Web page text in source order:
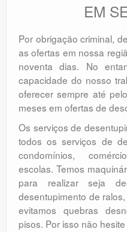
EM
Por obrigação criminal,
as ofertas em nossa
noventa dias. No
capacidade do nosso
oferecer sempre até
meses em ofertas de
Os serviços de
todos os serviços de
condomínios,
escolas. Temos
para realizar seja
desentupimento de
evitamos quebras
pisos. Por isso não